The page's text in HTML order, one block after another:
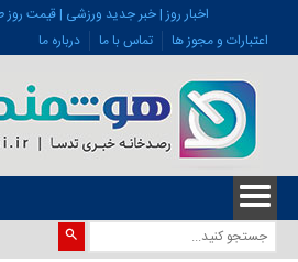
اخبار روز | خبر جدید ورزشی | قیمت روز
اعتبارات و مجوز ها
تماس با ما درباره ما